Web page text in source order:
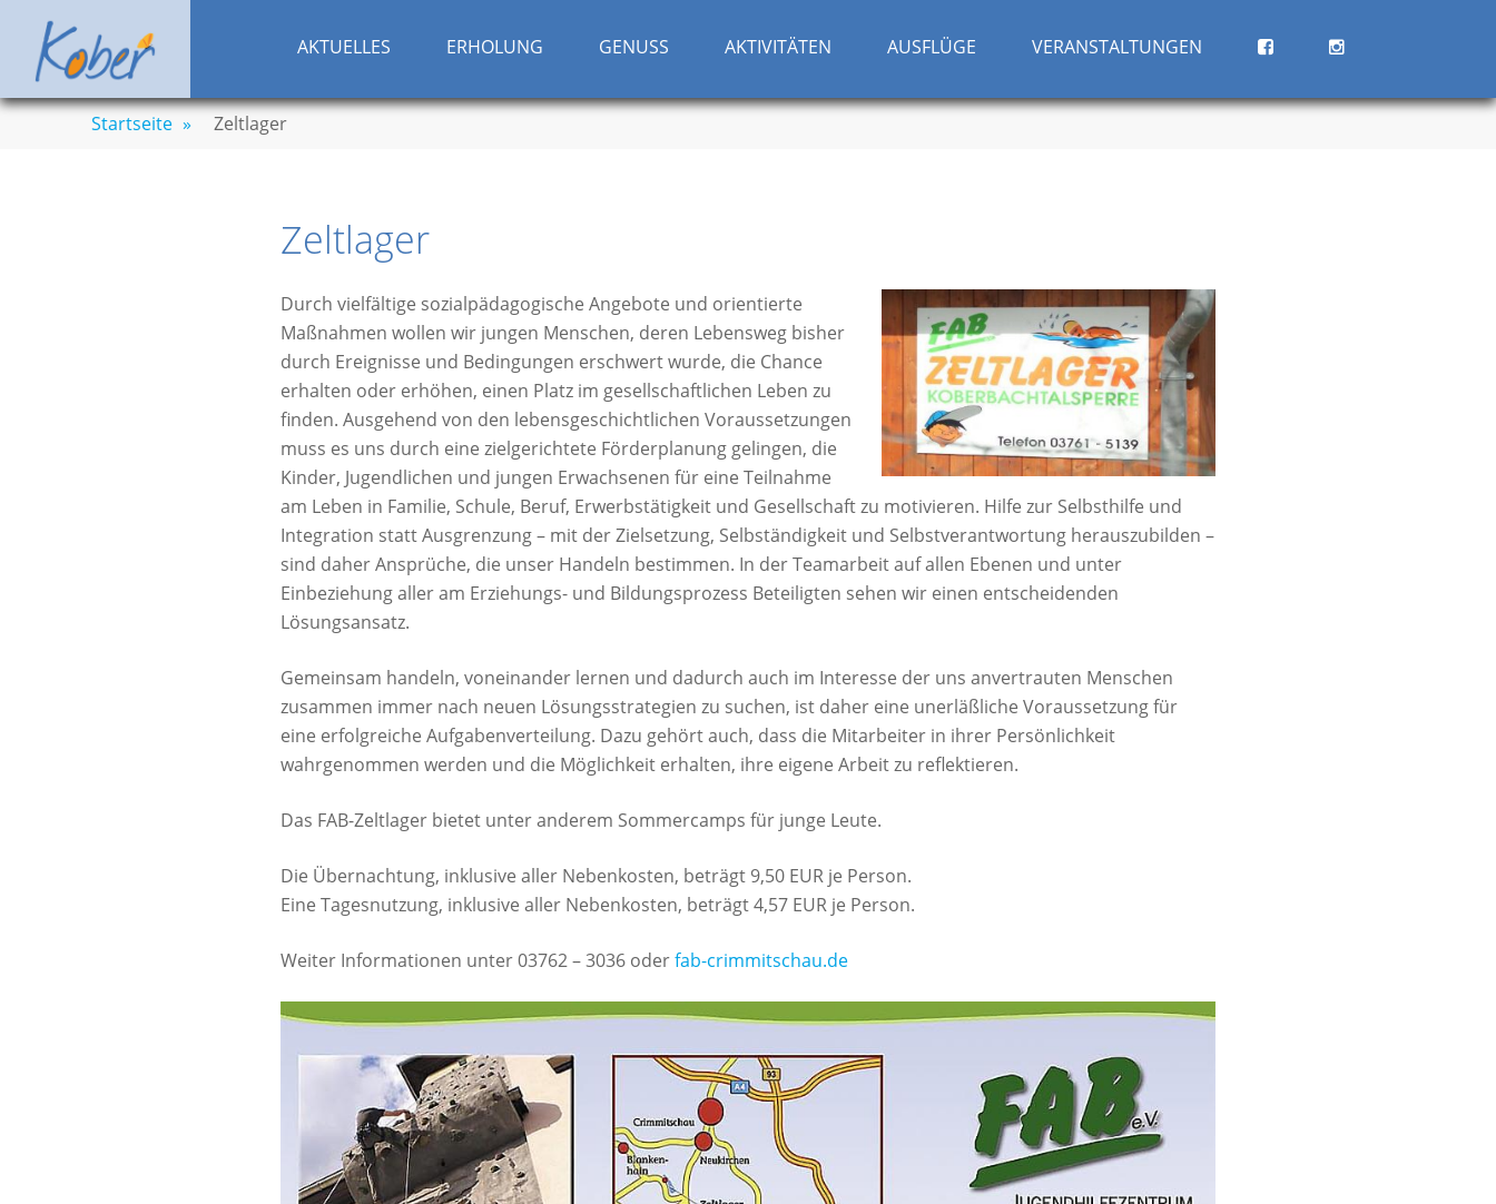
Inhalt
springen
KOBERBACHTALSPERRE
AKTUELLES ERHOLUNG GENUSS AKTIVITÄTEN AUSFLÜGE VERANSTALTUNGEN
Startseite » Zeltlager
Zeltlager
Durch vielfältige sozialpädagogische Angebote und orientierte
Maßnahmen wollen wir jungen Menschen, deren Lebensweg bisher
durch Ereignisse und Bedingungen erschwert wurde, die Chance
erhalten oder erhöhen, einen Platz im gesellschaftlichen Leben zu
finden. Ausgehend von den lebensgeschichtlichen Voraussetzungen
muss es uns durch eine zielgerichtete Förderplanung gelingen, die
Kinder, Jugendlichen und jungen Erwachsenen für eine Teilnahme
am Leben in Familie, Schule, Beruf, Erwerbstätigkeit und Gesellschaft zu motivieren. Hilfe zur Selbsthilfe und
Integration statt Ausgrenzung – mit der Zielsetzung, Selbständigkeit und Selbstverantwortung herauszubilden –
sind daher Ansprüche, die unser Handeln bestimmen. In der Teamarbeit auf allen Ebenen und unter
Einbeziehung aller am Erziehungs- und Bildungsprozess Beteiligten sehen wir einen entscheidenden
Lösungsansatz.
Gemeinsam handeln, voneinander lernen und dadurch auch im Interesse der uns anvertrauten Menschen
zusammen immer nach neuen Lösungsstrategien zu suchen, ist daher eine unerläßliche Voraussetzung für
eine erfolgreiche Aufgabenverteilung. Dazu gehört auch, dass die Mitarbeiter in ihrer Persönlichkeit
wahrgenommen werden und die Möglichkeit erhalten, ihre eigene Arbeit zu reflektieren.
Das FAB-Zeltlager bietet unter anderem Sommercamps für junge Leute.
Die Übernachtung, inklusive aller Nebenkosten, beträgt 9,50 EUR je Person.
Eine Tagesnutzung, inklusive aller Nebenkosten, beträgt 4,57 EUR je Person.
Weiter Informationen unter 03762 – 3036 oderfab-crimmitschau.de